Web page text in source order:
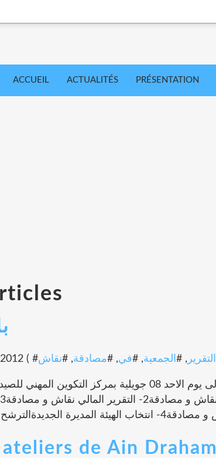
ACCUEIL ACTUALITÉS PRÉSENTATION
( # التقرير , # الجمعية, #في, #مصادقة, #نقاش
بلاغ : تعقد الجمعية جلستها العامة الاولى يوم الاحد 08 جويلية بمركز التكوين
ateliers de Ain Draham